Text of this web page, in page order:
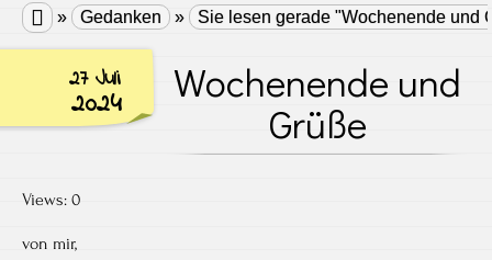
 » Gedanken » Sie lesen gerade "Wochenende und
27 Juli
2024
Wochenende und
Grüße
Views: 0
von mir,